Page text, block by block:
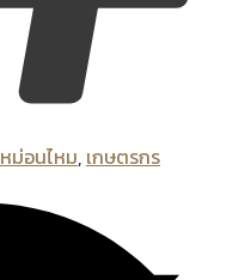
หม่อนไหม, เกษตรกร